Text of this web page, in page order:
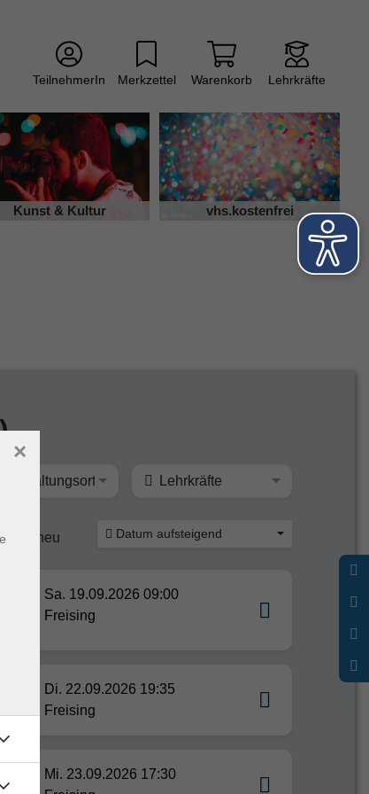
TeilnehmerIn Merkzettel Warenkorb Lehrkräfte
Kunst & Kultur vhs.kostenfrei
Lehrkräfte
neu Datum aufsteigend
Sa. 19.09.2026 09:00
Freising
Di. 22.09.2026 19:35
Freising
Mi. 23.09.2026 17:30
×